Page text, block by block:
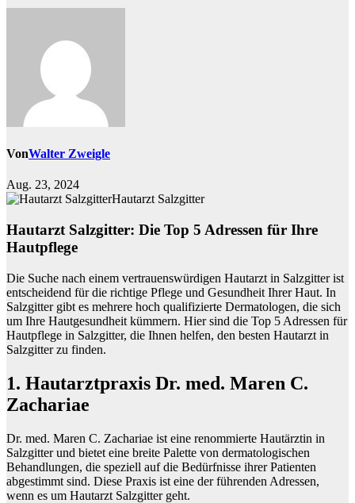
VonWalter Zweigle
Aug. 23, 2024
Hautarzt Salzgitter
Hautarzt Salzgitter: Die Top 5 Adressen für Ihre
Hautpflege
Die Suche nach einem vertrauenswürdigen Hautarzt in Salzgitter ist
entscheidend für die richtige Pflege und Gesundheit Ihrer Haut. In
Salzgitter gibt es mehrere hoch qualifizierte Dermatologen, die sich
um Ihre Hautgesundheit kümmern. Hier sind die Top 5 Adressen für
Hautpflege in Salzgitter, die Ihnen helfen, den besten Hautarzt in
Salzgitter zu finden.
1. Hautarztpraxis Dr. med. Maren C.
Zachariae
Dr. med. Maren C. Zachariae ist eine renommierte Hautärztin in
Salzgitter und bietet eine breite Palette von dermatologischen
Behandlungen, die speziell auf die Bedürfnisse ihrer Patienten
abgestimmt sind. Diese Praxis ist eine der führenden Adressen,
wenn es um Hautarzt Salzgitter geht.